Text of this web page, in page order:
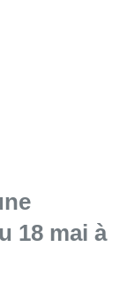
18 mai à